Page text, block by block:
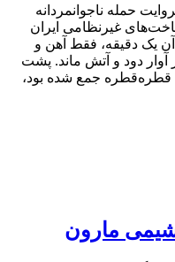
حمله ناجوانمردانه
غیرنظامی ایران
یک دقیقه، فقط آهن و
آوار دود و آتش ماند. پشت
قطره‌قطره جمع شده بود،
مارون